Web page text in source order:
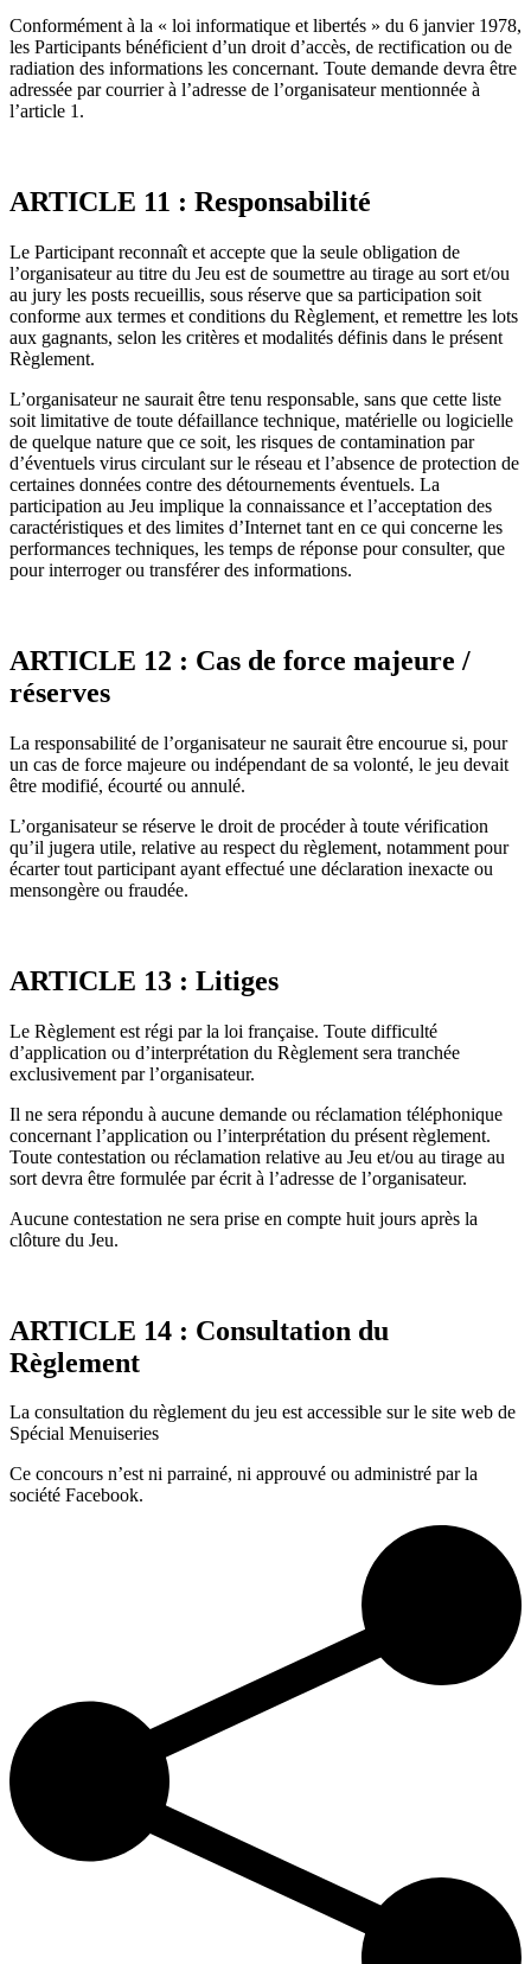
Conformément à la « loi informatique et libertés » du 6 janvier 1978,
les Participants bénéficient d’un droit d’accès, de rectification ou de
radiation des informations les concernant. Toute demande devra être
adressée par courrier à l’adresse de l’organisateur mentionnée à
l’article 1.
ARTICLE 11 : Responsabilité
Le Participant reconnaît et accepte que la seule obligation de
l’organisateur au titre du Jeu est de soumettre au tirage au sort et/ou
au jury les posts recueillis, sous réserve que sa participation soit
conforme aux termes et conditions du Règlement, et remettre les lots
aux gagnants, selon les critères et modalités définis dans le présent
Règlement.
L’organisateur ne saurait être tenu responsable, sans que cette liste
soit limitative de toute défaillance technique, matérielle ou logicielle
de quelque nature que ce soit, les risques de contamination par
d’éventuels virus circulant sur le réseau et l’absence de protection de
certaines données contre des détournements éventuels. La
participation au Jeu implique la connaissance et l’acceptation des
caractéristiques et des limites d’Internet tant en ce qui concerne les
performances techniques, les temps de réponse pour consulter, que
pour interroger ou transférer des informations.
ARTICLE 12 : Cas de force majeure /
réserves
La responsabilité de l’organisateur ne saurait être encourue si, pour
un cas de force majeure ou indépendant de sa volonté, le jeu devait
être modifié, écourté ou annulé.
L’organisateur se réserve le droit de procéder à toute vérification
qu’il jugera utile, relative au respect du règlement, notamment pour
écarter tout participant ayant effectué une déclaration inexacte ou
mensongère ou fraudée.
ARTICLE 13 : Litiges
Le Règlement est régi par la loi française. Toute difficulté
d’application ou d’interprétation du Règlement sera tranchée
exclusivement par l’organisateur.
Il ne sera répondu à aucune demande ou réclamation téléphonique
concernant l’application ou l’interprétation du présent règlement.
Toute contestation ou réclamation relative au Jeu et/ou au tirage au
sort devra être formulée par écrit à l’adresse de l’organisateur.
Aucune contestation ne sera prise en compte huit jours après la
clôture du Jeu.
ARTICLE 14 : Consultation du
Règlement
La consultation du règlement du jeu est accessible sur le site web de
Spécial Menuiseries
Ce concours n’est ni parrainé, ni approuvé ou administré par la
société Facebook.